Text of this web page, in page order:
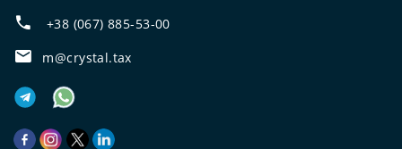
+38 (067) 885-53-00
m@crystal.tax